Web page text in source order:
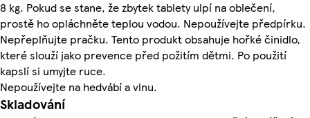
8 kg. Pokud se stane, že zbytek tablety ulpí na oblečení,
prostě ho opláchněte teplou vodou. Nepoužívejte předpírku.
Nepřeplňujte pračku. Tento produkt obsahuje hořké činidlo,
které slouží jako prevence před požitím dětmi. Po použití
kapslí si umyjte ruce.
Nepoužívejte na hedvábí a vlnu.
Skladování